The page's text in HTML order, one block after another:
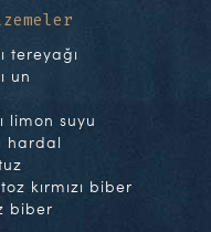
tereyağı
un
limon suyu
hardal
kırmızı biber
biber